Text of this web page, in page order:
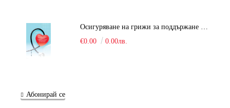
€0.00
0.00лв.
Абонирай се